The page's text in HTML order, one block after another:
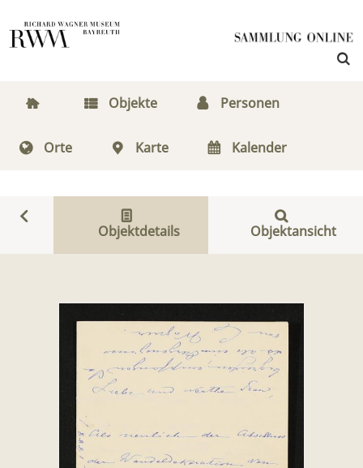
Objekte Personen
Orte Karte Kalender
Objektdetails Objektansicht